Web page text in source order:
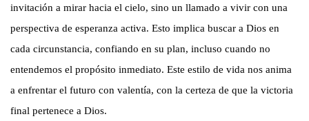
invitación a mirar hacia el cielo, sino un llamado a vivir con una
perspectiva de esperanza activa. Esto implica buscar a Dios en
cada circunstancia, confiando en su plan, incluso cuando no
entendemos el propósito inmediato. Este estilo de vida nos anima
a enfrentar el futuro con valentía, con la certeza de que la victoria
final pertenece a Dios.